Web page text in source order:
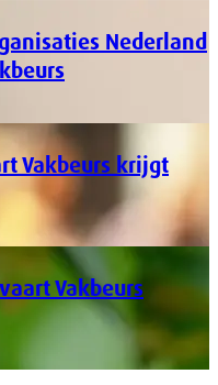
Nederland
Vakbeurs krijgt
Vakbeurs